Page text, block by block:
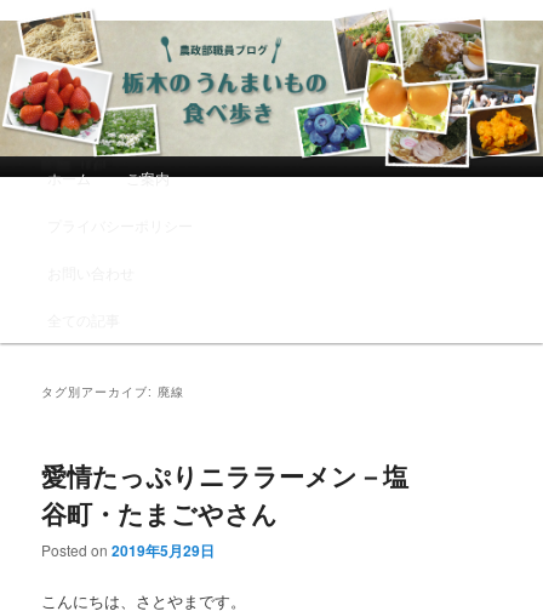
農政部職員ブログ「栃木のうんまい
もの食べ歩き」
メインコンテンツへ移動
サブコンテンツへ移動
ホーム ご案内
タグ別アーカイブ:廃線
愛情たっぷりニララーメン－塩
谷町・たまごやさん
Posted on2019年5月29日
こんにちは、さとやまです。